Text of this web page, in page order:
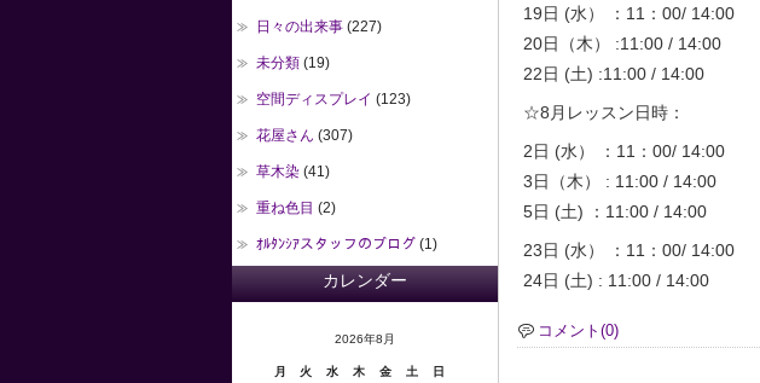
19日 (水） ：11：00/ 14:00
20日（木） :11:00 / 14:00
22日 (土) :11:00 / 14:00
☆8月レッスン日時：
2日 (水） ：11：00/ 14:00
3日（木） : 11:00 / 14:00
5日 (土) ：11:00 / 14:00
23日 (水） ：11：00/ 14:00
24日 (土) : 11:00 / 14:00
コメント(0)
日々の出来事 (227)
未分類 (19)
空間ディスプレイ (123)
花屋さん (307)
草木染 (41)
重ね色目 (2)
ｵﾙﾀﾝｼｱスタッフのブログ (1)
カレンダー
2026年8月
月 火 水 木 金 土 日